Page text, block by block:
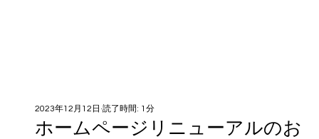
ホームページリニューアルのお
2023年12月12日 読了時間: 1分